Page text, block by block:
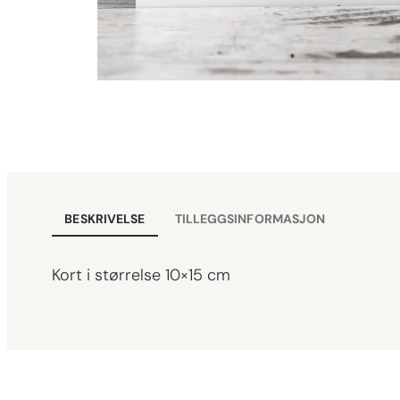
BESKRIVELSE TILLEGGSINFORMASJON
Kort i størrelse 10×15 cm